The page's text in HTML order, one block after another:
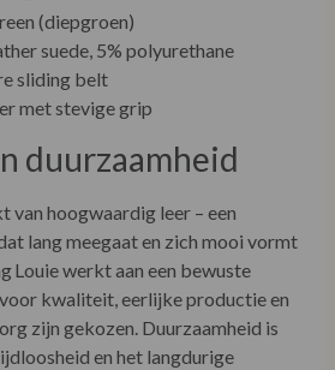
(diepgroen)
suede, 5% polyurethane
sliding belt
met stevige grip
duurzaamheid
van hoogwaardig leer – een
lang meegaat en zich mooi vormt
Louie werkt aan een bewuste
kwaliteit, eerlijke productie en
zijn gekozen. Duurzaamheid is
en het langdurige